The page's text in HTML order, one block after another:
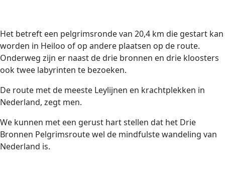
Het betreft een pelgrimsronde van 20,4 km die gestart kan
worden in Heiloo of op andere plaatsen op de route.
Onderweg zijn er naast de drie bronnen en drie kloosters
ook twee labyrinten te bezoeken.
De route met de meeste Leylijnen en krachtplekken in
Nederland, zegt men.
We kunnen met een gerust hart stellen dat het Drie
Bronnen Pelgrimsroute wel de mindfulste wandeling van
Nederland is.